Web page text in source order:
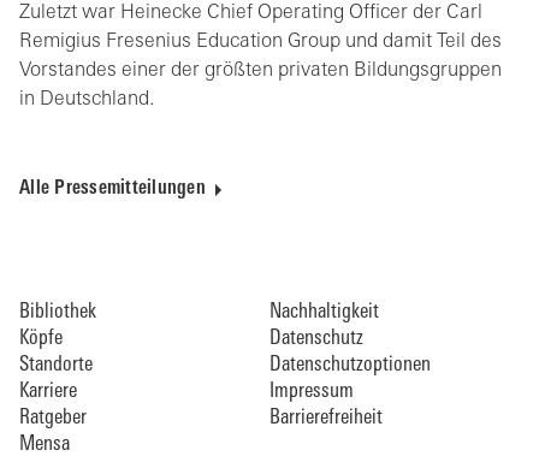
Zuletzt war Heinecke Chief Operating Officer der Carl
Remigius Fresenius Education Group und damit Teil des
Vorstandes einer der größten privaten Bildungsgruppen
in Deutschland.
Alle Pressemitteilungen
Bibliothek
Köpfe
Standorte
Karriere
Ratgeber
Mensa
Nachhaltigkeit
Datenschutz
Datenschutzoptionen
Impressum
Barrierefreiheit